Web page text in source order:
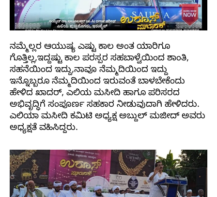
ನಮ್ಮೆಲ್ಲರ ಆಯುಷ್ಯ ಎಷ್ಟು ಕಾಲ ಅಂತ ಯಾರಿಗೂ
ಗೊತ್ತಿಲ್ಲ,ಇದ್ದಷ್ಟು ಕಾಲ ಪರಸ್ಪರ ಸಹಬಾಳ್ವೆಯಿಂದ ಶಾಂತಿ,
ಸಹನೆಯಿಂದ ಇದ್ದು,ನಾವೂ ನೆಮ್ಮದಿಯಿಂದ ಇದ್ದು
ಇನ್ನೊಬ್ಬರೂ ನೆಮ್ಮದಿಯಿಂದ ಇರುವಂತೆ ಬಾಳಬೇಕೆಂದು
ಹೇಳಿದ ಖಾದರ್, ಎಲಿಯ ಮಸೀದಿ ಹಾಗೂ ಪರಿಸರದ
ಅಭಿವೃದ್ಧಿಗೆ ಸಂಪೂರ್ಣ ಸಹಕಾರ ನೀಡುವುದಾಗಿ ಹೇಳಿದರು.
ಎಲಿಯಾ ಮಸೀದಿ ಕಮಿಟಿ ಅಧ್ಯಕ್ಷ ಅಬ್ದುಲ್ ಮಜೀದ್ ಅವರು
ಅಧ್ಯಕ್ಷತೆ ವಹಿಸಿದ್ದರು.